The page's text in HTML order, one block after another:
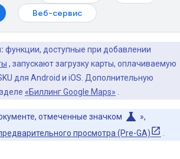
Веб-сервис
функции, доступные при добавлении
, запускают загрузку карты, оплачиваемую
для Android и iOS. Дополнительную
«Биллинг Google Maps»
отмеченные значком science »,
просмотра (Pre-GA)